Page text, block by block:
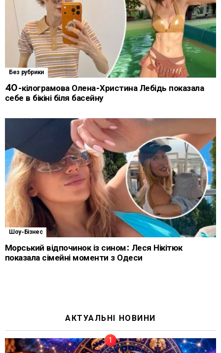
Без рубрики
40-кілограмова Олена-Христина Лебідь показала
себе в бікіні біля басейну
Шоу-Бізнес
Морський відпочинок із сином: Леся Нікітюк
показала сімейні моменти з Одеси
АКТУАЛЬНІ НОВИНИ